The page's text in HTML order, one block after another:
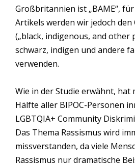
Großbritannien ist „BAME“, für
Artikels werden wir jedoch den
(„black, indigenous, and other
schwarz, indigen und andere
verwenden.
Wie in der Studie erwähnt, hat
Hälfte aller BIPOC-Personen
LGBTQIA+ Community
Das Thema Rassismus wird
missverstanden, da viele
Rassismus nur dramatische